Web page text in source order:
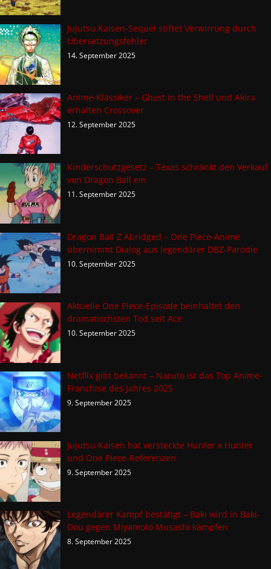
Jujutsu Kaisen-Sequel stiftet Verwirrung durch
Übersetzungsfehler
14. September 2025
Anime-Klassiker – Ghost in the Shell und Akira
erhalten Crossover
12. September 2025
Kinderschutzgesetz – Texas schränkt den Verkauf
von Dragon Ball ein
11. September 2025
Dragon Ball Z Abridged – One Piece-Anime
übernimmt Dialog aus legendärer DBZ-Parodie
10. September 2025
Aktuelle One Piece-Episode beinhaltet den
dramatischsten Tod seit Ace
10. September 2025
Netflix gibt bekannt – Naruto ist das Top Anime-
Franchise des Jahres 2025
9. September 2025
Jujutsu Kaisen hat versteckte Hunter x Hunter
und One Piece-Referenzen
9. September 2025
Legendärer Kampf bestätigt – Baki wird in Baki-
Dou gegen Miyamoto Musashi kämpfen
8. September 2025